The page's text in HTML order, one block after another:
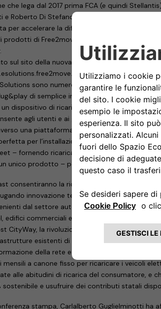
che lega dal 2017 prima FCA (e quindi
e Roberto Di Stefano hanno annunciato l’avvio
per accelerare la diffusione della mobilità
prodotti di Free2move con una serie di offerte
sul sito della nuova società lanciato oggi
it/), le attività, i
sono numerosi e diversificati. Si passa
di semplice installazione, adatta ad un
un dispositivo di ricarica intelligente, flessibile e
agli utenti e ai gestori di flotte il controllo
una piattaforma digitale.
per l’installazione all’aperto in ambienti
– fornendo ricarica rapida e servizi V2G ad
unico prodotto – porta la flessibilità al
consentiranno la ricarica rapida – fino a 100
innovazione tecnologica e sostenibilità
dal settore automobilistico: sono la
edifici commerciali e piccole flotte di veicoli
CityWay, la rivoluzionaria soluzione brevettata
esistenti di tram e filobus per offrire
della rete e delle opere civili sono
mensili a canone fisso per ricaricare i veicoli
alle abitudini di ricarica del consumatore, e
sostenibile e usufruire dei contributi statali
stampa, Carlalberto Guglielminotti ha